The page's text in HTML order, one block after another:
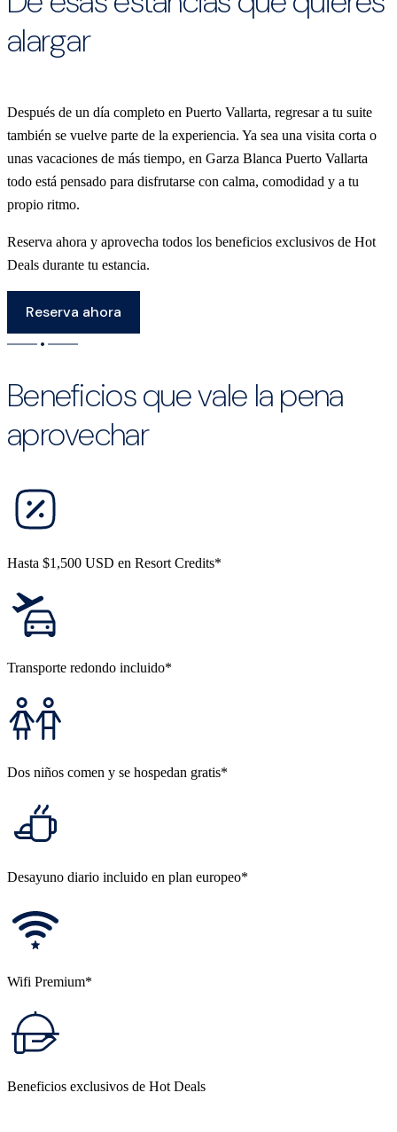
alargar
Después de un día completo en Puerto Vallarta, regresar a tu suite
también se vuelve parte de la experiencia. Ya sea una visita corta o
unas vacaciones de más tiempo, en Garza Blanca Puerto Vallarta
todo está pensado para disfrutarse con calma, comodidad y a tu
propio ritmo.
Reserva ahora y aprovecha todos los beneficios exclusivos de Hot
Deals durante tu estancia.
Reserva ahora
Beneficios que vale la pena
aprovechar
Hasta $1,500 USD en Resort Credits*
Transporte redondo incluido*
Dos niños comen y se hospedan gratis*
Desayuno diario incluido en plan europeo*
Wifi Premium*
Beneficios exclusivos de Hot Deals